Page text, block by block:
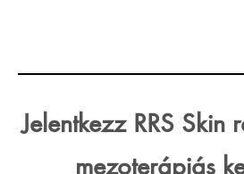
Jelentkezz RRS Skin
mezoterápiás